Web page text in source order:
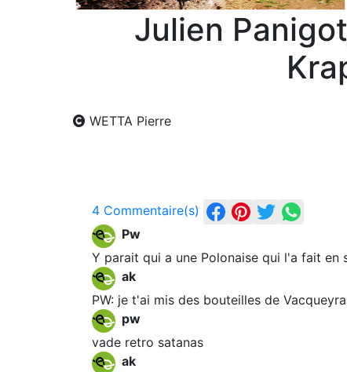
Julien
WETTA Pierre
4 Commentaire(s)
Pw
Y parait qui a une Polonaise qui l'a fait en
ak
PW: je t'ai mis des bouteilles de
pw
vade retro satanas
ak